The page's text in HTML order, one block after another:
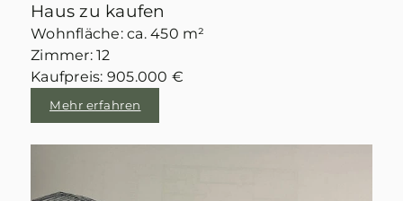
Haus zu kaufen
Wohnfläche: ca. 450 m²
Zimmer: 12
Kaufpreis: 905.000 €
Mehr erfahren